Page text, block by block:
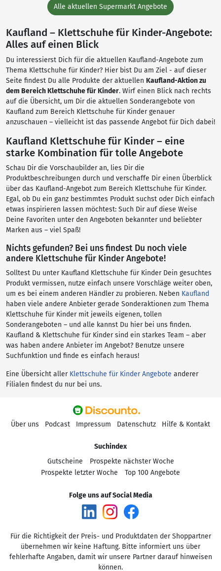
Alle aktuellen Supermarkt Angebote
Kaufland – Klettschuhe für Kinder-Angebote:
Alles auf einen Blick
Du interessierst Dich für die aktuellen Kaufland-Angebote zum
Thema Klettschuhe für Kinder? Hier bist Du am Ziel - auf dieser
Seite findest Du alle Produkte der aktuellen Kaufland-Aktion zu
dem Bereich Klettschuhe für Kinder. Wirf einen Blick nach rechts
auf die Übersicht, um Dir die aktuellen Sonderangebote von
Kaufland zum Bereich Klettschuhe für Kinder genauer
anzuschauen – vielleicht ist das passende Angebot für Dich dabei!
Kaufland Klettschuhe für Kinder – eine
starke Kombination für tolle Angebote
Schau Dir die Vorschaubilder an, lies Dir die
Produktbeschreibungen durch und verschaffe Dir einen Überblick
über das Kaufland-Angebot zum Bereich Klettschuhe für Kinder.
Egal, ob Du ein ganz bestimmtes Produkt suchst oder Dich einfach
etwas inspirieren lassen möchtest: Such Dir auf diese Weise
Deine Favoriten unter den Angeboten bekannter und beliebter
Marken aus – viel Spaß!
Nichts gefunden? Bei uns findest Du noch viele
andere Klettschuhe für Kinder Angebote!
Solltest Du unter Kaufland Klettschuhe für Kinder Dein gesuchtes
Produkt vermissen, nutze einfach unsere Vorschläge weiter oben,
um es bei einem anderen Händler zu probieren. Neben Kaufland
haben viele andere Anbieter gerade Sonderaktionen zum Thema
Klettschuhe für Kinder mit jeweils eigenen, tollen
Sonderangeboten – und alle kannst Du hier bei uns finden.
Kaufland & Klettschuhe für Kinder sind ein starkes Team – aber
was haben andere Anbieter im Angebot? Benutze unsere
Suchfunktion und finde es einfach heraus!
Eine Übersicht aller Klettschuhe für Kinder Angebote anderer
Filialen findest du nur bei uns.
Über uns Podcast Impressum Datenschutz Hilfe & Kontakt
Suchindex
Gutscheine
Prospekte nächster Woche
Prospekte letzter Woche
Top 100 Angebote
Folge uns auf Social Media
Für die Richtigkeit der Preis- und Produktdaten der Shoppartner
übernehmen wir keine Haftung. Bitte informiert uns über
fehlerhafte Angaben, damit wir unsere Partner darauf hinweisen
können.